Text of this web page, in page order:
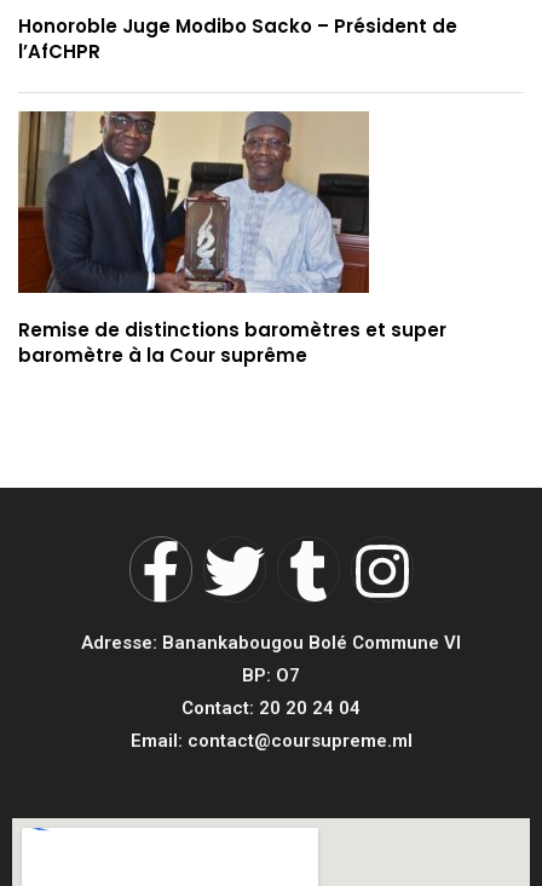
Honoroble Juge Modibo Sacko – Président de
l’AfCHPR
Remise de distinctions baromètres et super
baromètre à la Cour suprême
Adresse: Banankabougou Bolé Commune VI
BP: O7
Contact: 20 20 24 04
Email: contact@coursupreme.ml